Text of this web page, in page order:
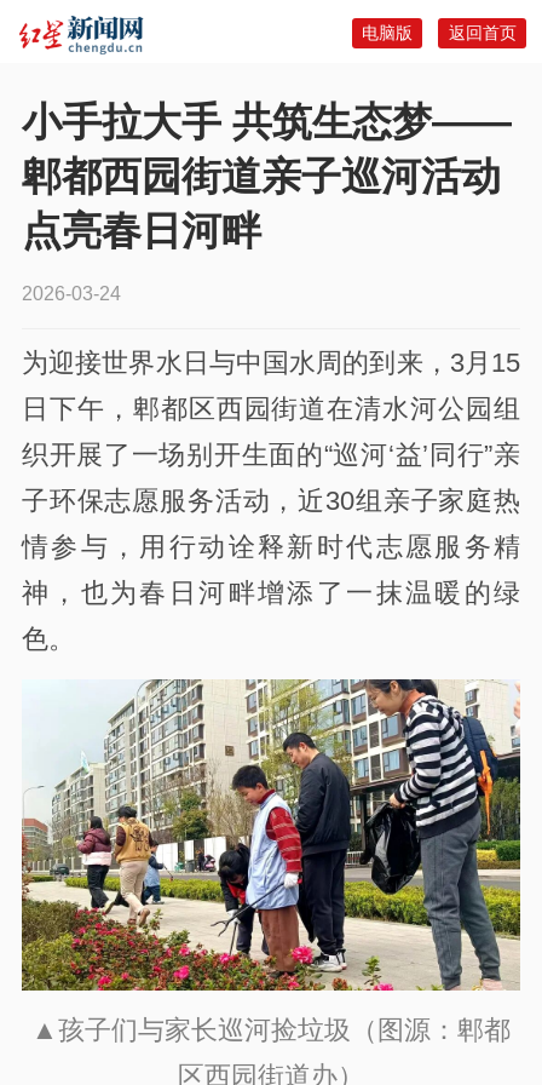
返回首页
电脑版
小手拉大手 共筑生态梦——
郫都西园街道亲子巡河活动
点亮春日河畔
2026-03-24
为迎接世界水日与中国水周的到来，3月15
日下午，郫都区西园街道在清水河公园组
织开展了一场别开生面的“巡河‘益’同行”亲
子环保志愿服务活动，近30组亲子家庭热
情参与，用行动诠释新时代志愿服务精
神，也为春日河畔增添了一抹温暖的绿
色。
▲孩子们与家长巡河捡垃圾（图源：郫都
区西园街道办）